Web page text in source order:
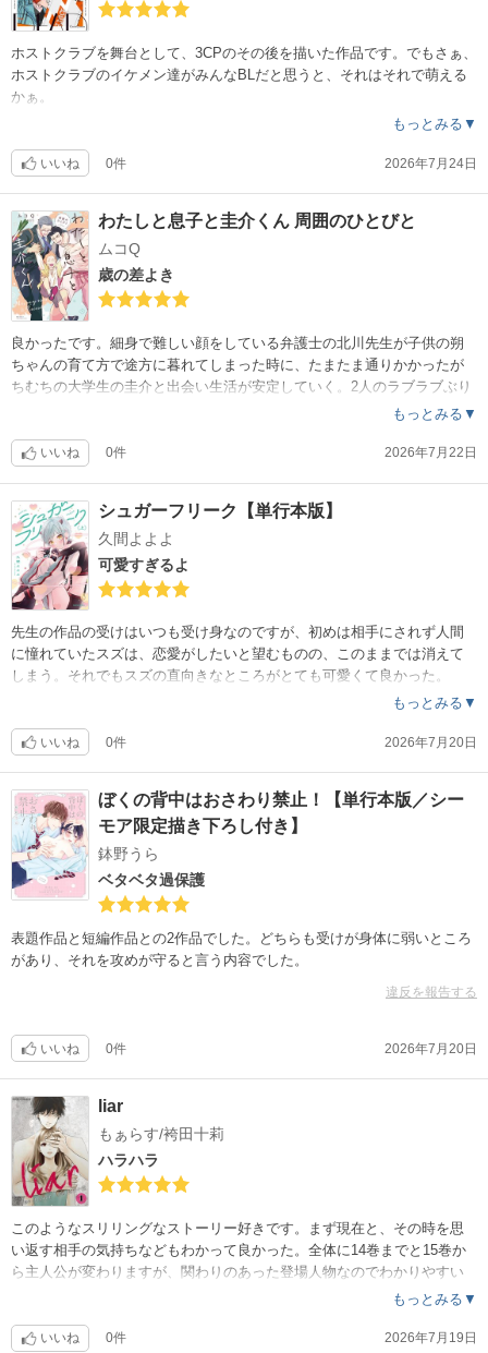
ホストクラブを舞台として、3CPのその後を描いた作品です。でもさぁ、
ホストクラブのイケメン達がみんなBLだと思うと、それはそれで萌える
かぁ。
もっとみる▼
いいね 0件 2026年7月24日
わたしと息子と圭介くん 周囲のひとびと
ムコQ
歳の差よき
良かったです。細身で難しい顔をしている弁護士の北川先生が子供の朔
ちゃんの育て方で途方に暮れてしまった時に、たまたま通りかかったが
ちむちの大学生の圭介と出会い生活が安定していく。2人のラブラブぶり
もっとみる▼
いいね 0件 2026年7月22日
シュガーフリーク【単行本版】
久間よよよ
可愛すぎるよ
先生の作品の受けはいつも受け身なのですが、初めは相手にされず人間
に憧れていたスズは、恋愛がしたいと望むものの、このままでは消えて
しまう。それでもスズの直向きなところがとても可愛くて良かった。
もっとみる▼
いいね 0件 2026年7月20日
ぼくの背中はおさわり禁止！【単行本版／シー
モア限定描き下ろし付き】
鉢野うら
ベタベタ過保護
表題作品と短編作品との2作品でした。どちらも受けが身体に弱いところ
があり、それを攻めが守ると言う内容でした。
違反を報告する
いいね 0件 2026年7月20日
liar
もぁらす/袴田十莉
ハラハラ
このようなスリリングなストーリー好きです。まず現在と、その時を思
い返す相手の気持ちなどもわかって良かった。全体に14巻までと15巻か
ら主人公が変わりますが、関わりのあった登場人物なのでわかりやすい
もっとみる▼
いいね 0件 2026年7月19日